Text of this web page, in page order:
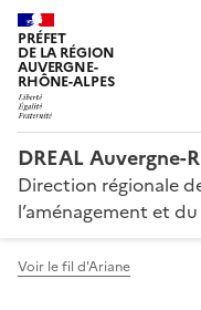
PRÉFET
DE LA RÉGION
AUVERGNE-
RHÔNE-ALPES
DREAL Auvergne-
Direction régionale
l’aménagement et
Voir le fil d'Ariane